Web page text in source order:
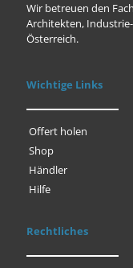
Wir betreuen den
Architekten,
Österreich.
Wichtige Links
Offert holen
Shop
Händler
Hilfe
Rechtliches